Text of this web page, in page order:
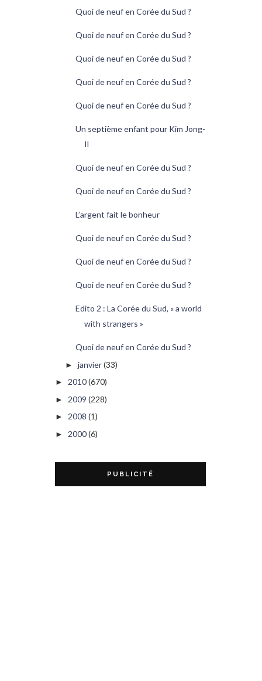
Quoi de neuf en Corée du Sud ?
Quoi de neuf en Corée du Sud ?
Quoi de neuf en Corée du Sud ?
Quoi de neuf en Corée du Sud ?
Quoi de neuf en Corée du Sud ?
Un septième enfant pour Kim Jong-
Il
Quoi de neuf en Corée du Sud ?
Quoi de neuf en Corée du Sud ?
L’argent fait le bonheur
Quoi de neuf en Corée du Sud ?
Quoi de neuf en Corée du Sud ?
Quoi de neuf en Corée du Sud ?
Edito 2 : La Corée du Sud, « a world
with strangers »
Quoi de neuf en Corée du Sud ?
► janvier(33)
► 2010(670)
► 2009 (228)
► 2008 (1)
► 2000(6)
PUBLICITÉ